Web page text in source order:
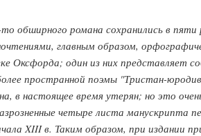
обширного романа сохранились в
главным образом,
Оксфорда; один из них представляет
пространной поэмы "Тристан-
в настоящее время утерян; но это
четыре листа
XIII в. Таким образом, при издании